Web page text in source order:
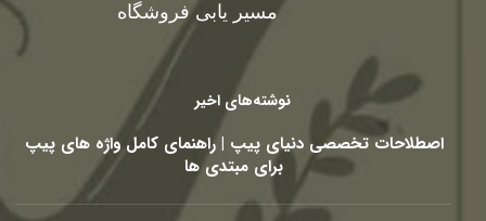
مسیر یابی فروشگاه
نوشته‌های اخیر
اصطلاحات تخصصی دنیای پیپ | راهنمای کامل واژه های پیپ
برای مبتدی ها